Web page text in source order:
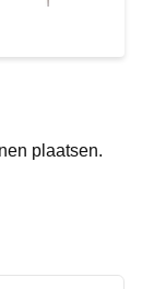
plaatsen.